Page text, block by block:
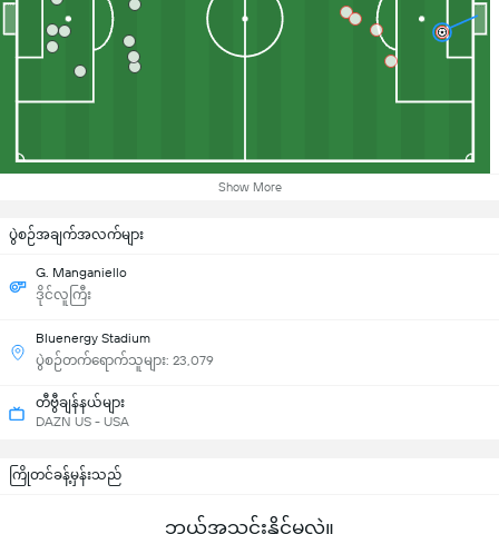
Show More
ပွဲစဉ်အချက်အလက်များ
G. Manganiello
ဒိုင်လူကြီး
Bluenergy Stadium
ပွဲစဉ်တက်ရောက်သူများ: 23,079
တီဗွီချန်နယ်များ
DAZN US - USA
ကြိုတင်ခန့်မှန်းသည်
ဘယ်အသင်းနိုင်မလဲ။